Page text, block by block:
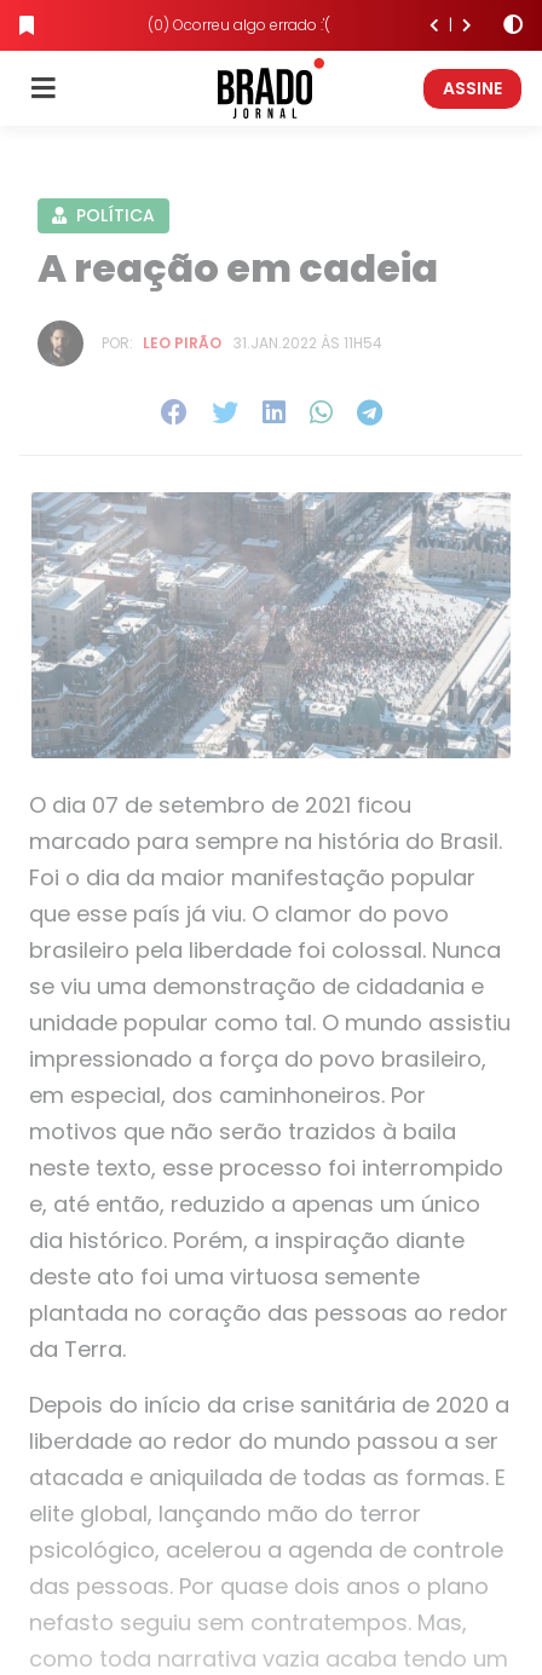
(0) Ocorreu algo errado :'(
ASSINE
POLÍTICA
A reação em cadeia
POR: LEO PIRÃO 31.JAN.2022 ÀS 11H54
O dia 07 de setembro de 2021 ficou
marcado para sempre na história do Brasil.
Foi o dia da maior manifestação popular
que esse país já viu. O clamor do povo
brasileiro pela liberdade foi colossal. Nunca
se viu uma demonstração de cidadania e
unidade popular como tal. O mundo assistiu
impressionado a força do povo brasileiro,
em especial, dos caminhoneiros. Por
motivos que não serão trazidos à baila
neste texto, esse processo foi interrompido
e, até então, reduzido a apenas um único
dia histórico. Porém, a inspiração diante
deste ato foi uma virtuosa semente
plantada no coração das pessoas ao redor
da Terra.
Depois do início da crise sanitária de 2020 a
liberdade ao redor do mundo passou a ser
atacada e aniquilada de todas as formas. E
elite global, lançando mão do terror
psicológico, acelerou a agenda de controle
das pessoas. Por quase dois anos o plano
nefasto seguiu sem contratempos. Mas,
como toda narrativa vazia acaba tendo um